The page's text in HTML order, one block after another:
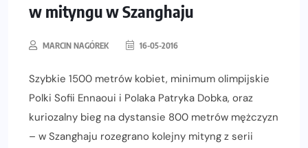
w mityngu w Szanghaju
MARCIN NAGÓREK 16-05-2016
Szybkie 1500 metrów kobiet, minimum olimpijskie
Polki Sofii Ennaoui i Polaka Patryka Dobka, oraz
kuriozalny bieg na dystansie 800 metrów mężczyzn
– w Szanghaju rozegrano kolejny mityng z serii